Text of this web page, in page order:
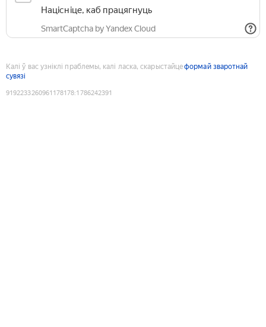
Націсніце, каб працягнуць
SmartCaptcha by Yandex Cloud
Калі ў вас узніклі праблемы, калі ласка, скарыстайцеформай зваротнай
сувязі
9192233260961178178:1786242391